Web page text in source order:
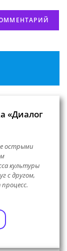
«Диалог
острыми
культуры
с другом,